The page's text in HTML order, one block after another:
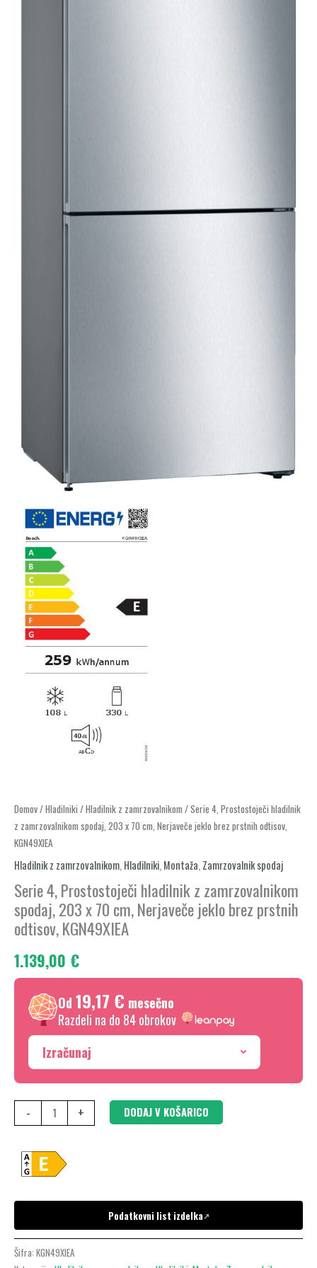
Domov/Hladilniki /Hladilnik z zamrzovalnikom / Serie 4, Prostostoječi hladilnik
z zamrzovalnikom spodaj, 203 x 70 cm, Nerjaveče jeklo brez prstnih odtisov,
KGN49XIEA
Hladilnik z zamrzovalnikom,Hladilniki,Montaža,Zamrzovalnik spodaj
Serie 4, Prostostoječi hladilnik z zamrzovalnikom
spodaj, 203 x 70 cm, Nerjaveče jeklo brez prstnih
odtisov, KGN49XIEA
1.139,00 €
Od 19,17 € mesečno
Razdeli na do 84 obrokov
Izračunaj
-
Serie
4,
Prostostoječi
hladilnik
z
zamrzovalnikom
spodaj,
x
70
Nerjaveče
jeklo
prstnih
KGN49XIEA
+ DODAJ V KOŠARICO
Podatkovni list izdelka↗
Šifra: KGN49XIEA